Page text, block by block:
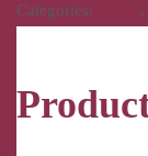
Categories: ,